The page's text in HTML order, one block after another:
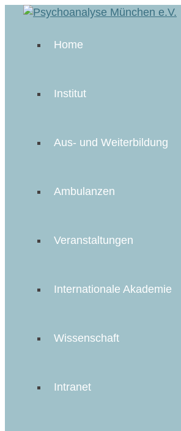
Home
Institut
Aus- und Weiterbildung
Ambulanzen
Veranstaltungen
Internationale Akademie
Wissenschaft
Intranet